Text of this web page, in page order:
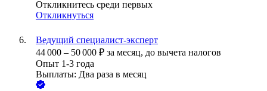
Откликнитесь среди первых
Откликнуться
Ведущий специалист-эксперт
44 000 – 50 000 ₽ за месяц, до вычета налогов
Опыт 1-3 года
Выплаты: Два раза в месяц